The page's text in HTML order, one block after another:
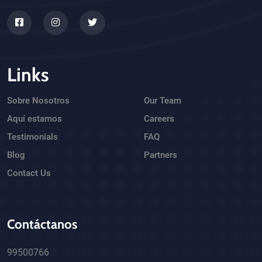
Links
Sobre Nosotros
Aquí estamos
Testimonials
Blog
Contact Us
Our Team
Careers
FAQ
Partners
Contáctanos
99500766